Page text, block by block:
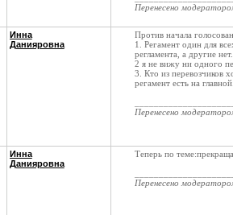
Перенесено
Инна
Данияровна
Против начала
1. Регамент один для
регламента, а другие нет.
2 я не вижу ни одного
3. Кто из перевозчиков
регамент есть на
Перенесено
Инна
Данияровна
Теперь по
Перенесено